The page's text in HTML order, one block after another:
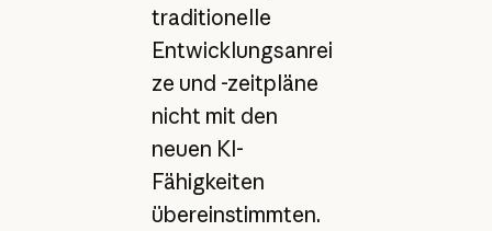
traditionelle
Entwicklungsanrei
ze und -zeitpläne
nicht mit den
neuen KI-
Fähigkeiten
übereinstimmten.